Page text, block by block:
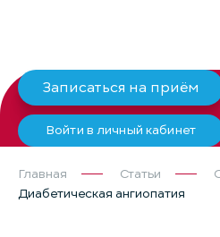
Записаться на приём
Войти в личный кабинет
Главная Статьи
Диабетическая ангиопатия